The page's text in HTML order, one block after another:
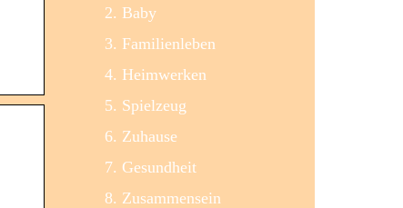
Baby
Familienleben
Heimwerken
Spielzeug
Zuhause
Gesundheit
Zusammensein